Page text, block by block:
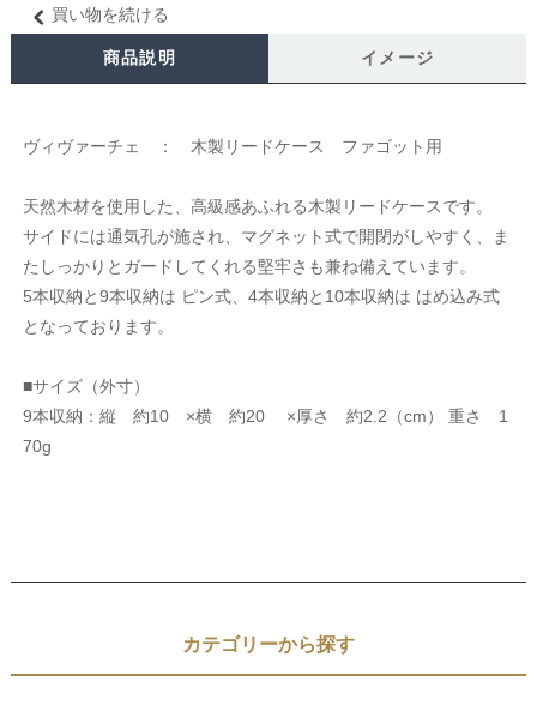
買い物を続ける
商品説明 イメージ
ヴィヴァーチェ ： 木製リードケース ファゴット用
天然木材を使用した、高級感あふれる木製リードケースです。
サイドには通気孔が施され、マグネット式で開閉がしやすく、ま
たしっかりとガードしてくれる堅牢さも兼ね備えています。
5本収納と9本収納は ピン式、4本収納と10本収納は はめ込み式
となっております。
■サイズ（外寸）
9本収納：縦 約10 ×横 約20 ×厚さ 約2.2（cm） 重さ 1
70g
カテゴリーから探す